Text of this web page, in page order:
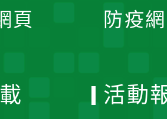
頁 防疫
活動